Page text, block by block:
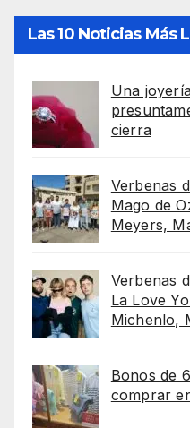
Las 10 Noticias Más
Una
cierra
Verbenas
Mago de
Meyers,
Verbenas
La Love
Michenlo,
Bonos de
comprar